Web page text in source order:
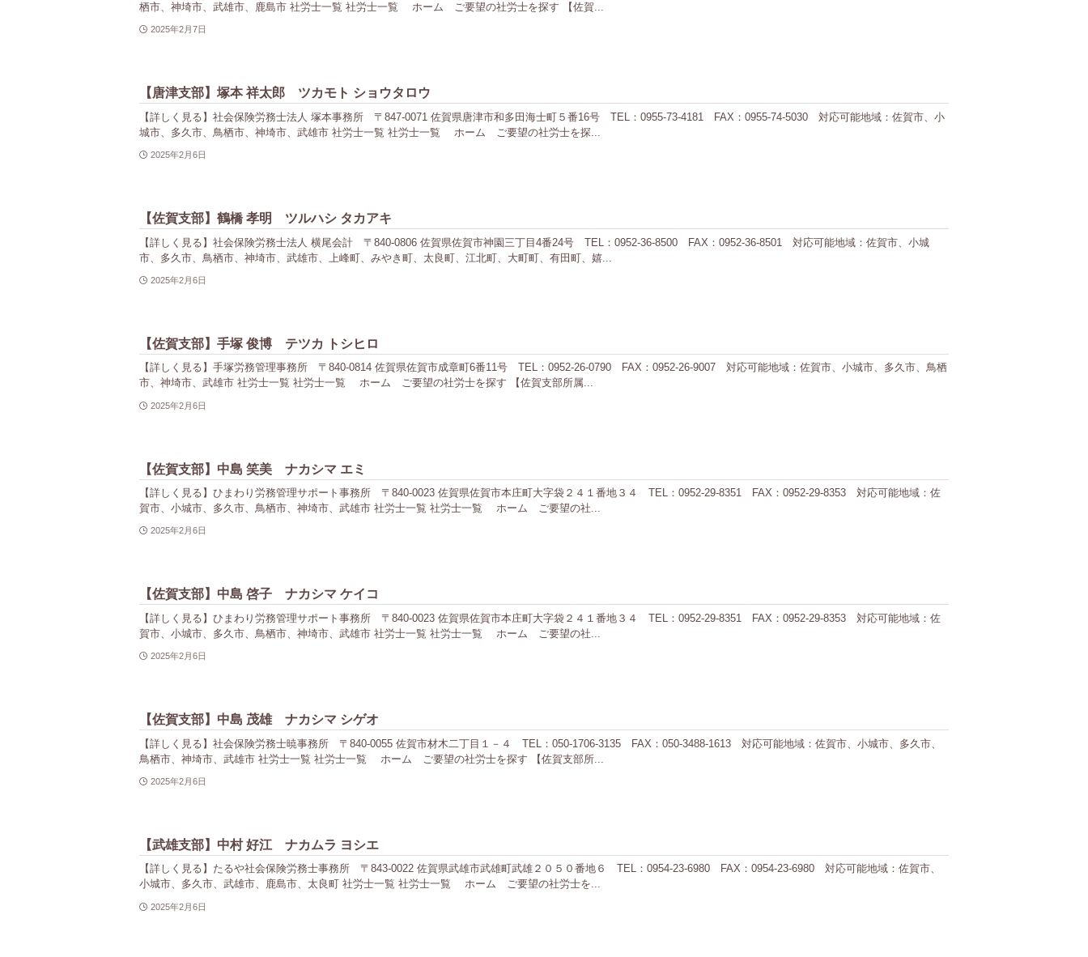
栖市、神埼市、武雄市、鹿島市 社労士一覧 社労士一覧 ホーム ご要望の社労士を探す 【佐賀...
2025年2月7日
【唐津支部】塚本 祥太郎 ツカモト ショウタロウ
【詳しく見る】社会保険労務士法人 塚本事務所 〒847-0071 佐賀県唐津市和多田海士町５番16号 TEL：0955-73-4181 FAX：0955-74-5030 対応可能地域：佐賀市、小
城市、多久市、鳥栖市、神埼市、武雄市 社労士一覧 社労士一覧 ホーム ご要望の社労士を探...
2025年2月6日
【佐賀支部】鶴橋 孝明 ツルハシ タカアキ
【詳しく見る】社会保険労務士法人 横尾会計 〒840-0806 佐賀県佐賀市神園三丁目4番24号 TEL：0952-36-8500 FAX：0952-36-8501 対応可能地域：佐賀市、小城
市、多久市、鳥栖市、神埼市、武雄市、上峰町、みやき町、太良町、江北町、大町町、有田町、嬉...
2025年2月6日
【佐賀支部】手塚 俊博 テツカ トシヒロ
【詳しく見る】手塚労務管理事務所 〒840-0814 佐賀県佐賀市成章町6番11号 TEL：0952-26-0790 FAX：0952-26-9007 対応可能地域：佐賀市、小城市、多久市、鳥栖
市、神埼市、武雄市 社労士一覧 社労士一覧 ホーム ご要望の社労士を探す 【佐賀支部所属...
2025年2月6日
【佐賀支部】中島 笑美 ナカシマ エミ
【詳しく見る】ひまわり労務管理サポート事務所 〒840-0023 佐賀県佐賀市本庄町大字袋２４１番地３４ TEL：0952-29-8351 FAX：0952-29-8353 対応可能地域：佐
賀市、小城市、多久市、鳥栖市、神埼市、武雄市 社労士一覧 社労士一覧 ホーム ご要望の社...
2025年2月6日
【佐賀支部】中島 啓子 ナカシマ ケイコ
【詳しく見る】ひまわり労務管理サポート事務所 〒840-0023 佐賀県佐賀市本庄町大字袋２４１番地３４ TEL：0952-29-8351 FAX：0952-29-8353 対応可能地域：佐
賀市、小城市、多久市、鳥栖市、神埼市、武雄市 社労士一覧 社労士一覧 ホーム ご要望の社...
2025年2月6日
【佐賀支部】中島 茂雄 ナカシマ シゲオ
【詳しく見る】社会保険労務士暁事務所 〒840-0055 佐賀市材木二丁目１－４ TEL：050-1706-3135 FAX：050-3488-1613 対応可能地域：佐賀市、小城市、多久市、
鳥栖市、神埼市、武雄市 社労士一覧 社労士一覧 ホーム ご要望の社労士を探す 【佐賀支部所...
2025年2月6日
【武雄支部】中村 好江 ナカムラ ヨシエ
【詳しく見る】たるや社会保険労務士事務所 〒843-0022 佐賀県武雄市武雄町武雄２０５０番地６ TEL：0954-23-6980 FAX：0954-23-6980 対応可能地域：佐賀市、
小城市、多久市、武雄市、鹿島市、太良町 社労士一覧 社労士一覧 ホーム ご要望の社労士を...
2025年2月6日